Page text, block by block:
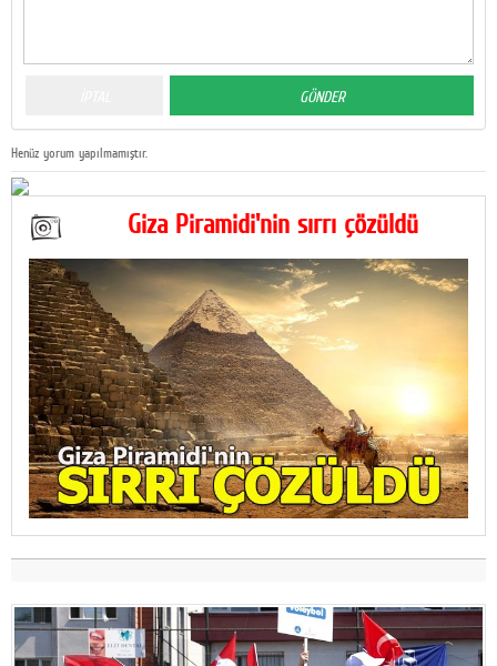
Henüz yorum yapılmamıştır.
Giza Piramidi'nin sırrı çözüldü